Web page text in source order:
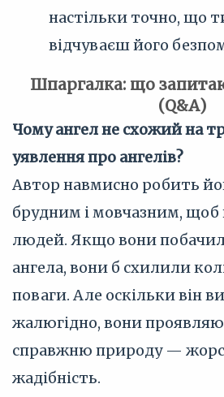
настільки точно, що
відчуваєш його
Шпаргалка: що
(Q&A)
Чому ангел не схожий на
уявлення про ангелів?
Автор навмисно робить
брудним і мовчазним, щоб
людей. Якщо вони
ангела, вони б схилили
поваги. Але оскільки він
жалюгідно, вони
справжню природу —
жадібність.